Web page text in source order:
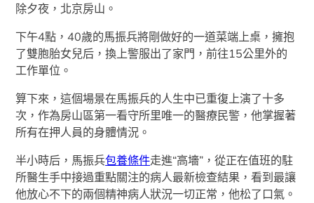
除夕夜，北京房山。
下午4點，40歲的馬振兵將剛做好的一道菜端上桌，擁抱
了雙胞胎女兒后，換上警服出了家門，前往15公里外的
工作單位。
算下來，這個場景在馬振兵的人生中已重復上演了十多
次，作為房山區第一看守所里唯一的醫療民警，他掌握著
所有在押人員的身體情況。
半小時后，馬振兵包養條件走進“高墻”，從正在值班的駐
所醫生手中接過重點關注的病人最新檢查結果，看到最讓
他放心不下的兩個精神病人狀況一切正常，他松了口氣。